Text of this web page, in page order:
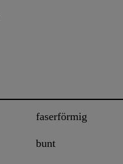
faserförmig
bunt